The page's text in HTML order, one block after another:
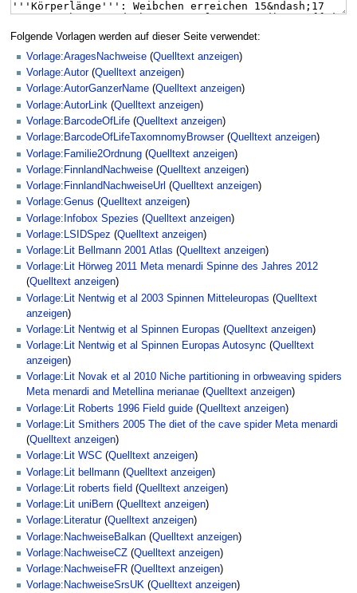
Folgende Vorlagen werden auf dieser Seite verwendet:
Vorlage:AragesNachweise (Quelltext anzeigen)
Vorlage:Autor(Quelltext anzeigen)
Vorlage:AutorGanzerName (Quelltext anzeigen)
Vorlage:AutorLink (Quelltext anzeigen)
Vorlage:BarcodeOfLife (Quelltext anzeigen)
Vorlage:BarcodeOfLifeTaxomnomyBrowser(Quelltext anzeigen)
Vorlage:Familie2Ordnung (Quelltext anzeigen)
Vorlage:FinnlandNachweise (Quelltext anzeigen)
Vorlage:FinnlandNachweiseUrl (Quelltext anzeigen)
Vorlage:Genus (Quelltext anzeigen)
Vorlage:Infobox Spezies (Quelltext anzeigen)
Vorlage:LSIDSpez (Quelltext anzeigen)
Vorlage:Lit Bellmann 2001 Atlas (Quelltext anzeigen)
Vorlage:Lit Hörweg 2011 Meta menardi Spinne des Jahres 2012
(Quelltext anzeigen)
Vorlage:Lit Nentwig et al 2003 Spinnen Mitteleuropas (Quelltext
anzeigen)
Vorlage:Lit Nentwig et al Spinnen Europas (Quelltext anzeigen)
Vorlage:Lit Nentwig et al Spinnen Europas Autosync (Quelltext
anzeigen)
Vorlage:Lit Novak et al 2010 Niche partitioning in orbweaving spiders
Meta menardi and Metellina merianae (Quelltext anzeigen)
Vorlage:Lit Roberts 1996 Field guide (Quelltext anzeigen)
Vorlage:Lit Smithers 2005 The diet of the cave spider Meta menardi
(Quelltext anzeigen)
Vorlage:Lit WSC (Quelltext anzeigen)
Vorlage:Lit bellmann (Quelltext anzeigen)
Vorlage:Lit roberts field (Quelltext anzeigen)
Vorlage:Lit uniBern (Quelltext anzeigen)
Vorlage:Literatur(Quelltext anzeigen)
Vorlage:NachweiseBalkan (Quelltext anzeigen)
Vorlage:NachweiseCZ (Quelltext anzeigen)
Vorlage:NachweiseFR (Quelltext anzeigen)
Vorlage:NachweiseSrsUK (Quelltext anzeigen)